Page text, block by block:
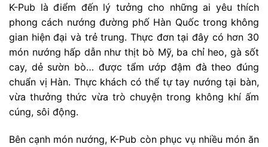
K-Pub là điểm đến lý tưởng cho những ai yêu thích
phong cách nướng đường phố Hàn Quốc trong không
gian hiện đại và trẻ trung. Thực đơn tại đây có hơn 30
món nướng hấp dẫn như thịt bò Mỹ, ba chỉ heo, gà sốt
cay, dẻ sườn bò… được tẩm ướp đậm đà theo đúng
chuẩn vị Hàn. Thực khách có thể tự tay nướng tại bàn,
vừa thưởng thức vừa trò chuyện trong không khí ấm
cúng, sôi động.
Bên cạnh món nướng, K-Pub còn phục vụ nhiều món ăn